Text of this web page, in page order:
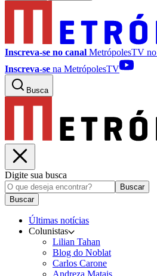
Inscreva-se no canal MetrópolesTV no
Inscreva-se na MetrópolesTV
Busca
Digite sua busca
Buscar
Buscar
Últimas notícias
Colunistas
Lilian Tahan
Blog do Noblat
Carlos Carone
Andreza Matais